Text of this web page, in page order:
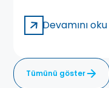
Devamını oku
Tümünü göster